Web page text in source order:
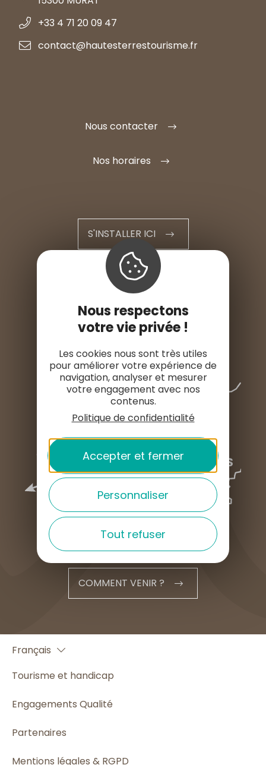
+33 4 71 20 09 47
contact@hautesterrestourisme.fr
Nous contacter
Nos horaires
S'INSTALLER ICI
ESPACE PRO
ESPACE PRESSE
COMMENT VENIR ?
Français
Español
Tourisme et handicap
Engagements Qualité
Partenaires
Mentions légales & RGPD
Nous respectons
votre vie privée !
Les cookies nous sont très utiles
pour améliorer votre expérience de
navigation, analyser et mesurer
votre engagement avec nos
contenus.
Politique de confidentialité
Accepter et fermer
Personnaliser
Tout refuser